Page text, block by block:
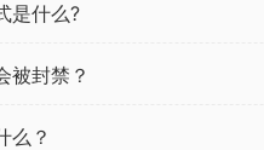
是什么?
被封禁？
么？